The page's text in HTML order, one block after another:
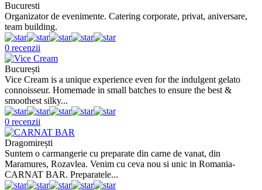
Bucuresti
Organizator de evenimente. Catering corporate, privat, aniversare,
team building.
0 recenzii
București
Vice Cream is a unique experience even for the indulgent gelato
connoisseur. Homemade in small batches to ensure the best &
smoothest silky...
0 recenzii
Dragomirești
Suntem o carmangerie cu preparate din carne de vanat, din
Maramures, Rozavlea. Venim cu ceva nou si unic in Romania-
CARNAT BAR. Preparatele...